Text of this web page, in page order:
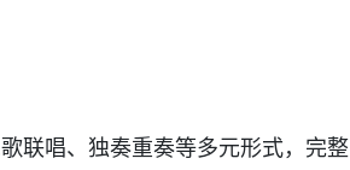
联唱、独奏重奏等多元形式，完整